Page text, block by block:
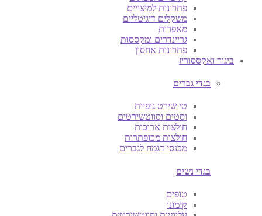
פתרונות למיצויים
משקלים דיגיטליים
מאפרות
גריינדרים ומקססות
פתרונות אחסון
ביגוד ואקססוריז
בגדי גברים
טי שירט גופיות
וסטים וסווטשירטים
חולצות ארוכות
חולצות מכופתרות
מכנסי דגמח לגברים
בגדי נשים
טופים
קימונו